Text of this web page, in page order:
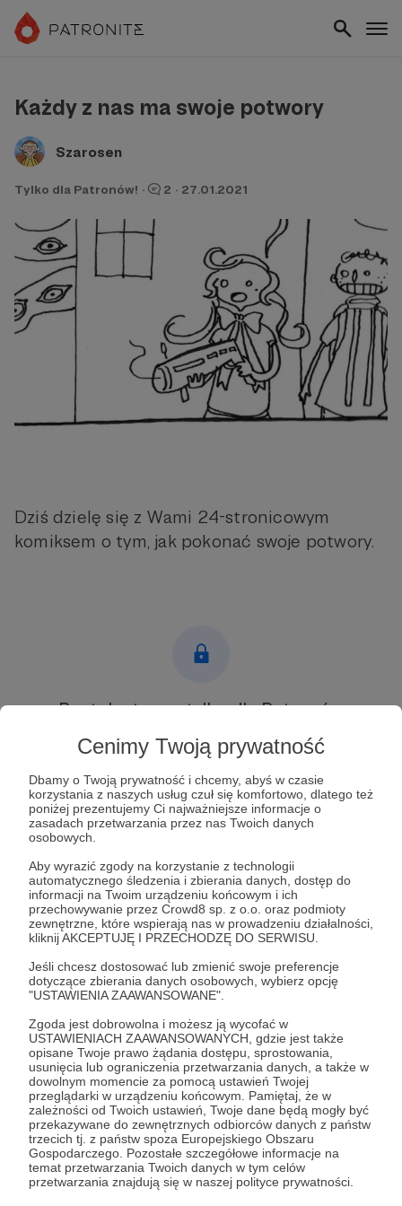
Cenimy Twoją prywatność
Dbamy o Twoją prywatność i chcemy, abyś w czasie
korzystania z naszych usług czuł się komfortowo, dlatego też
poniżej prezentujemy Ci najważniejsze informacje o
zasadach przetwarzania przez nas Twoich danych
osobowych.
Aby wyrazić zgody na korzystanie z technologii
automatycznego śledzenia i zbierania danych, dostęp do
informacji na Twoim urządzeniu końcowym i ich
przechowywanie przez Crowd8 sp. z o.o. oraz podmioty
zewnętrzne, które wspierają nas w prowadzeniu działalności,
kliknij AKCEPTUJĘ I PRZECHODZĘ DO SERWISU.
Jeśli chcesz dostosować lub zmienić swoje preferencje
dotyczące zbierania danych osobowych, wybierz opcję
"USTAWIENIA ZAAWANSOWANE".
Zgoda jest dobrowolna i możesz ją wycofać w
USTAWIENIACH ZAAWANSOWANYCH, gdzie jest także
opisane Twoje prawo żądania dostępu, sprostowania,
usunięcia lub ograniczenia przetwarzania danych, a także w
dowolnym momencie za pomocą ustawień Twojej
przeglądarki w urządzeniu końcowym. Pamiętaj, że w
zależności od Twoich ustawień, Twoje dane będą mogły być
przekazywane do zewnętrznych odbiorców danych z państw
trzecich tj. z państw spoza Europejskiego Obszaru
Gospodarczego. Pozostałe szczegółowe informacje na
temat przetwarzania Twoich danych w tym celów
przetwarzania znajdują się w naszej polityce prywatności.
Każdy z nas ma swoje potwory
Szarosen
Tylko dla Patronów! · 2 · 27.01.2021
Dziś dzielę się z Wami 24-stronicowym
komiksem o tym, jak pokonać swoje potwory.
Post dostępny tylko dla Patronów
Aby zobaczyć ten materiał musisz być zalogowany
Zostań Patronem
Zaloguj się
komiks
Udostępnij
Szarosen
Zobacz profil autora